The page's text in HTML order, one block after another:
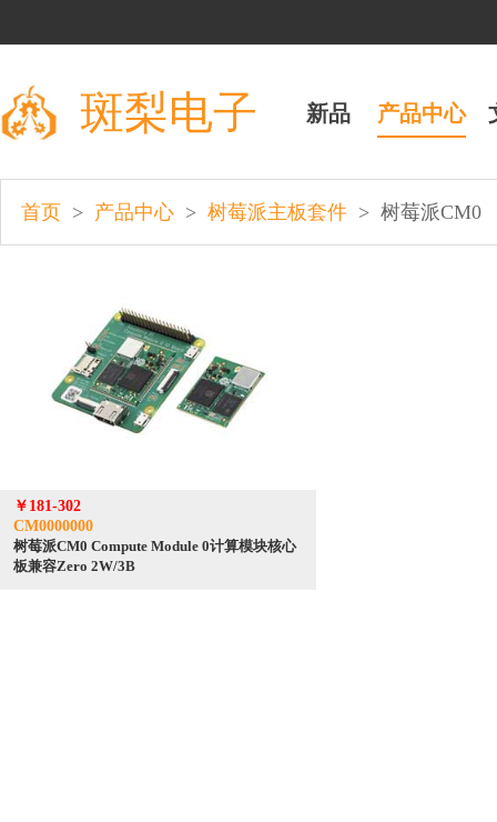
斑梨电子 新品 产品中心
首页 > 产品中心 > 树莓派主板套件 > 树莓派CM0
￥181-302
CM0000000
树莓派CM0 Compute Module 0计算模块核心
板兼容Zero 2W/3B